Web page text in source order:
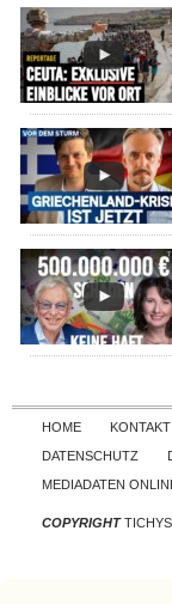
HOME KONTAKT
DATENSCHUTZ
MEDIADATEN
COPYRIGHT